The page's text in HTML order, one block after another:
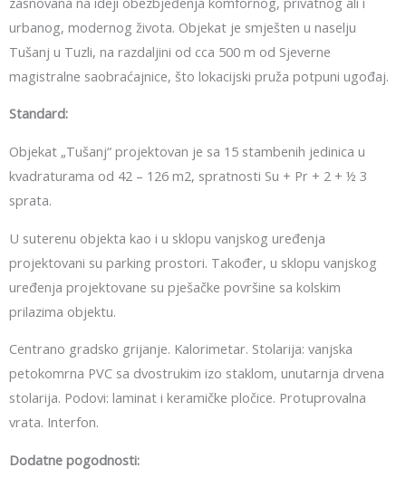
urbanog, modernog života. Objekat je smješten u naselju
Tušanj u Tuzli, na razdaljini od cca 500 m od Sjeverne
magistralne saobraćajnice, što lokacijski pruža potpuni ugođaj.
Standard:
Objekat „Tušanj“ projektovan je sa 15 stambenih jedinica u
kvadraturama od 42 – 126 m2, spratnosti Su + Pr + 2 + ½ 3
sprata.
U suterenu objekta kao i u sklopu vanjskog uređenja
projektovani su parking prostori. Također, u sklopu vanjskog
uređenja projektovane su pješačke površine sa kolskim
prilazima objektu.
Centrano gradsko grijanje. Kalorimetar. Stolarija: vanjska
petokomrna PVC sa dvostrukim izo staklom, unutarnja drvena
stolarija. Podovi: laminat i keramičke pločice. Protuprovalna
vrata. Interfon.
Dodatne pogodnosti: